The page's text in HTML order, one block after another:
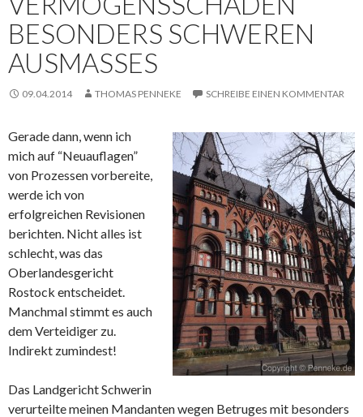
BESONDERS SCHWEREN
AUSMASSES
09.04.2014 THOMAS PENNEKE SCHREIBE EINEN KOMMENTAR
Gerade dann, wenn ich
mich auf “Neuauflagen”
von Prozessen vorbereite,
werde ich von
erfolgreichen Revisionen
berichten. Nicht alles ist
schlecht, was das
Oberlandesgericht
Rostock entscheidet.
Manchmal stimmt es auch
dem Verteidiger zu.
Indirekt zumindest!
Das Landgericht Schwerin
verurteilte meinen Mandanten wegen Betruges mit besonders